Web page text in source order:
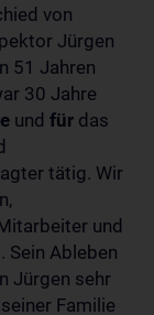
von
Jürgen
51 Jahren
30 Jahre
und für das
tätig. Wir
und
Sein Ableben
Jürgen sehr
Familie